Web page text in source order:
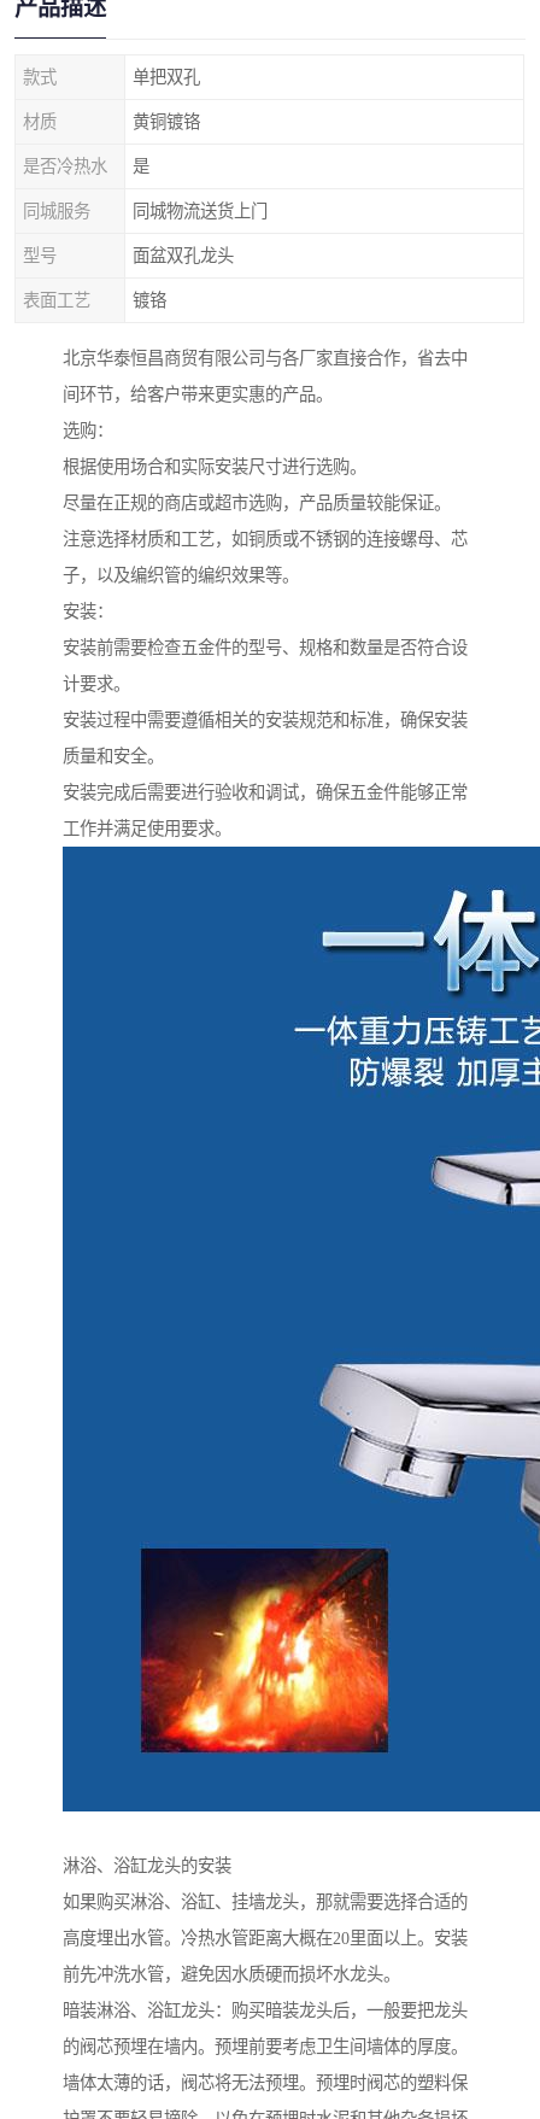
产品描述
款式 单把双孔
材质 黄铜镀铬
是否冷热水 是
同城服务 同城物流送货上门
型号 面盆双孔龙头
表面工艺 镀铬
北京华泰恒昌商贸有限公司与各厂家直接合作，省去中
间环节，给客户带来更实惠的产品。
选购：
根据使用场合和实际安装尺寸进行选购。
尽量在正规的商店或超市选购，产品质量较能保证。
注意选择材质和工艺，如铜质或不锈钢的连接螺母、芯
子，以及编织管的编织效果等。
安装：
安装前需要检查五金件的型号、规格和数量是否符合设
计要求。
安装过程中需要遵循相关的安装规范和标准，确保安装
质量和安全。
安装完成后需要进行验收和调试，确保五金件能够正常
工作并满足使用要求。
淋浴、浴缸龙头的安装
如果购买淋浴、浴缸、挂墙龙头，那就需要选择合适的
高度埋出水管。冷热水管距离大概在20里面以上。安装
前先冲洗水管，避免因水质硬而损坏水龙头。
暗装淋浴、浴缸龙头：购买暗装龙头后，一般要把龙头
的阀芯预埋在墙内。预埋前要考虑卫生间墙体的厚度。
墙体太薄的话，阀芯将无法预埋。预埋时阀芯的塑料保